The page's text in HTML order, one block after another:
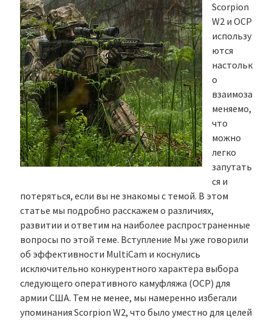
Scorpion
W2 и OCP
использу
ются
настольк
о
взаимоза
меняемо,
что
можно
легко
запутать
ся и
потеряться, если вы не знакомы с темой. В этом
статье мы подробно расскажем о различиях,
развитии и ответим на наиболее распространенные
вопросы по этой теме. Вступление Мы уже говорили
об эффективности MultiCam и коснулись
исключительно конкурентного характера выбора
следующего оперативного камуфляжа (OCP) для
армии США. Тем не менее, мы намеренно избегали
упоминания Scorpion W2, что было уместно для целей